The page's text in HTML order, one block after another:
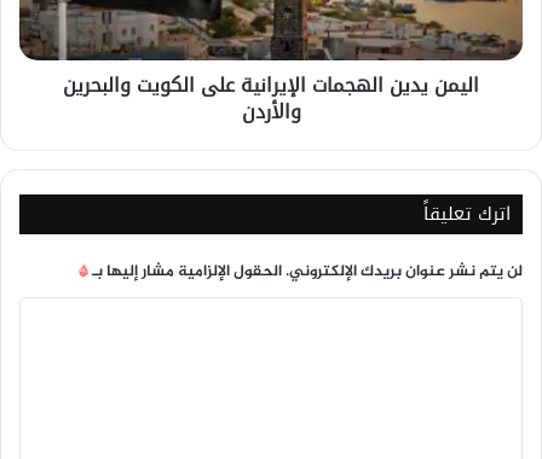
والبحرين
والأردن
اليمن يدين الهجمات الإيرانية على الكويت والبحرين
والأردن
اترك تعليقاً
لن يتم نشر عنوان بريدك الإلكتروني.الحقول الإلزامية مشار إليها بـ*